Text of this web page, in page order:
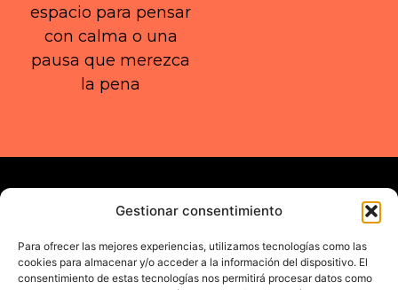
Gestionar consentimiento
Para ofrecer las mejores experiencias, utilizamos tecnologías como las
cookies para almacenar y/o acceder a la información del dispositivo. El
consentimiento de estas tecnologías nos permitirá procesar datos como
espacio para pensar
con calma o una
pausa que merezca
la pena
DEEPLY HUMAN WORK